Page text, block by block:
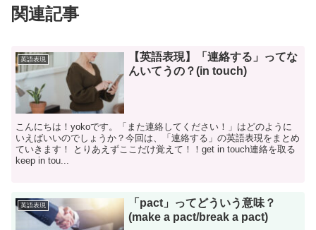
関連記事
英語表現
【英語表現】「連絡する」ってな
んいてうの？(in touch)
こんにちは！yokoです。「また連絡してください！」はどのように
いえばいいのでしょうか？今回は、「連絡する」の英語表現をまとめ
ていきます！ とりあえずここだけ覚えて！！get in touch連絡を取る
keep in tou...
英語表現
「pact」ってどういう意味？
(make a pact/break a pact)